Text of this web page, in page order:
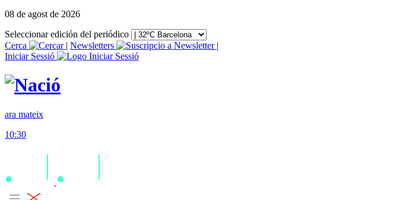
08 de agost de 2026
Seleccionar edición del periódico
Cerca
| Newsletters
|
Iniciar Sessió
ara mateix
10:30